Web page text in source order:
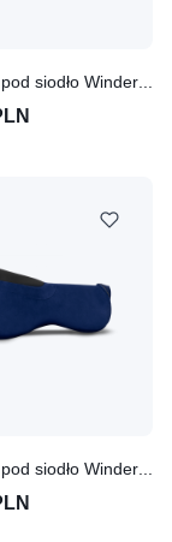
Podkładka pod siodło Winderen Pony Comfort 18mm - Dark Blue